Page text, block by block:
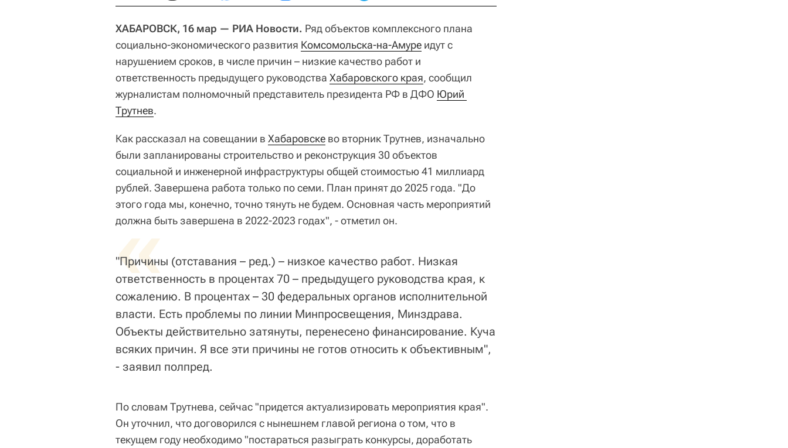
ХАБАРОВСК, 16 мар — РИА Новости. Ряд объектов комплексного плана
социально-экономического развития Комсомольска-на-Амуре идут с
нарушением сроков, в числе причин – низкие качество работ и
ответственность предыдущего руководства Хабаровского края, сообщил
журналистам полномочный представитель президента РФ в ДФО Юрий
Трутнев.
Как рассказал на совещании в Хабаровске во вторник Трутнев, изначально
были запланированы строительство и реконструкция 30 объектов
социальной и инженерной инфраструктуры общей стоимостью 41 миллиард
рублей. Завершена работа только по семи. План принят до 2025 года. "До
этого года мы, конечно, точно тянуть не будем. Основная часть мероприятий
должна быть завершена в 2022-2023 годах", - отметил он.
«
"Причины (отставания – ред.) – низкое качество работ. Низкая
ответственность в процентах 70 – предыдущего руководства края, к
сожалению. В процентах – 30 федеральных органов исполнительной
власти. Есть проблемы по линии Минпросвещения, Минздрава.
Объекты действительно затянуты, перенесено финансирование. Куча
всяких причин. Я все эти причины не готов относить к объективным",
- заявил полпред.
По словам Трутнева, сейчас "придется актуализировать мероприятия края".
Он уточнил, что договорился с нынешнем главой региона о том, что в
текущем году необходимо "постараться разыграть конкурсы, доработать